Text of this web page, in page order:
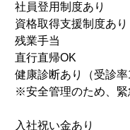
社員登用制度あり
資格取得支援制度あり
残業手当
直行直帰OK
健康診断あり（受診率
※安全管理のため、
入社祝い金あり